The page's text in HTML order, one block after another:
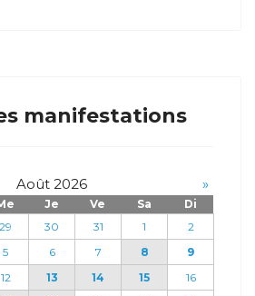
manifestations
Août 2026 »
Je Ve Sa
Di
29 30 31 1
2
5 6 7 8
9
12 13 14 15
16